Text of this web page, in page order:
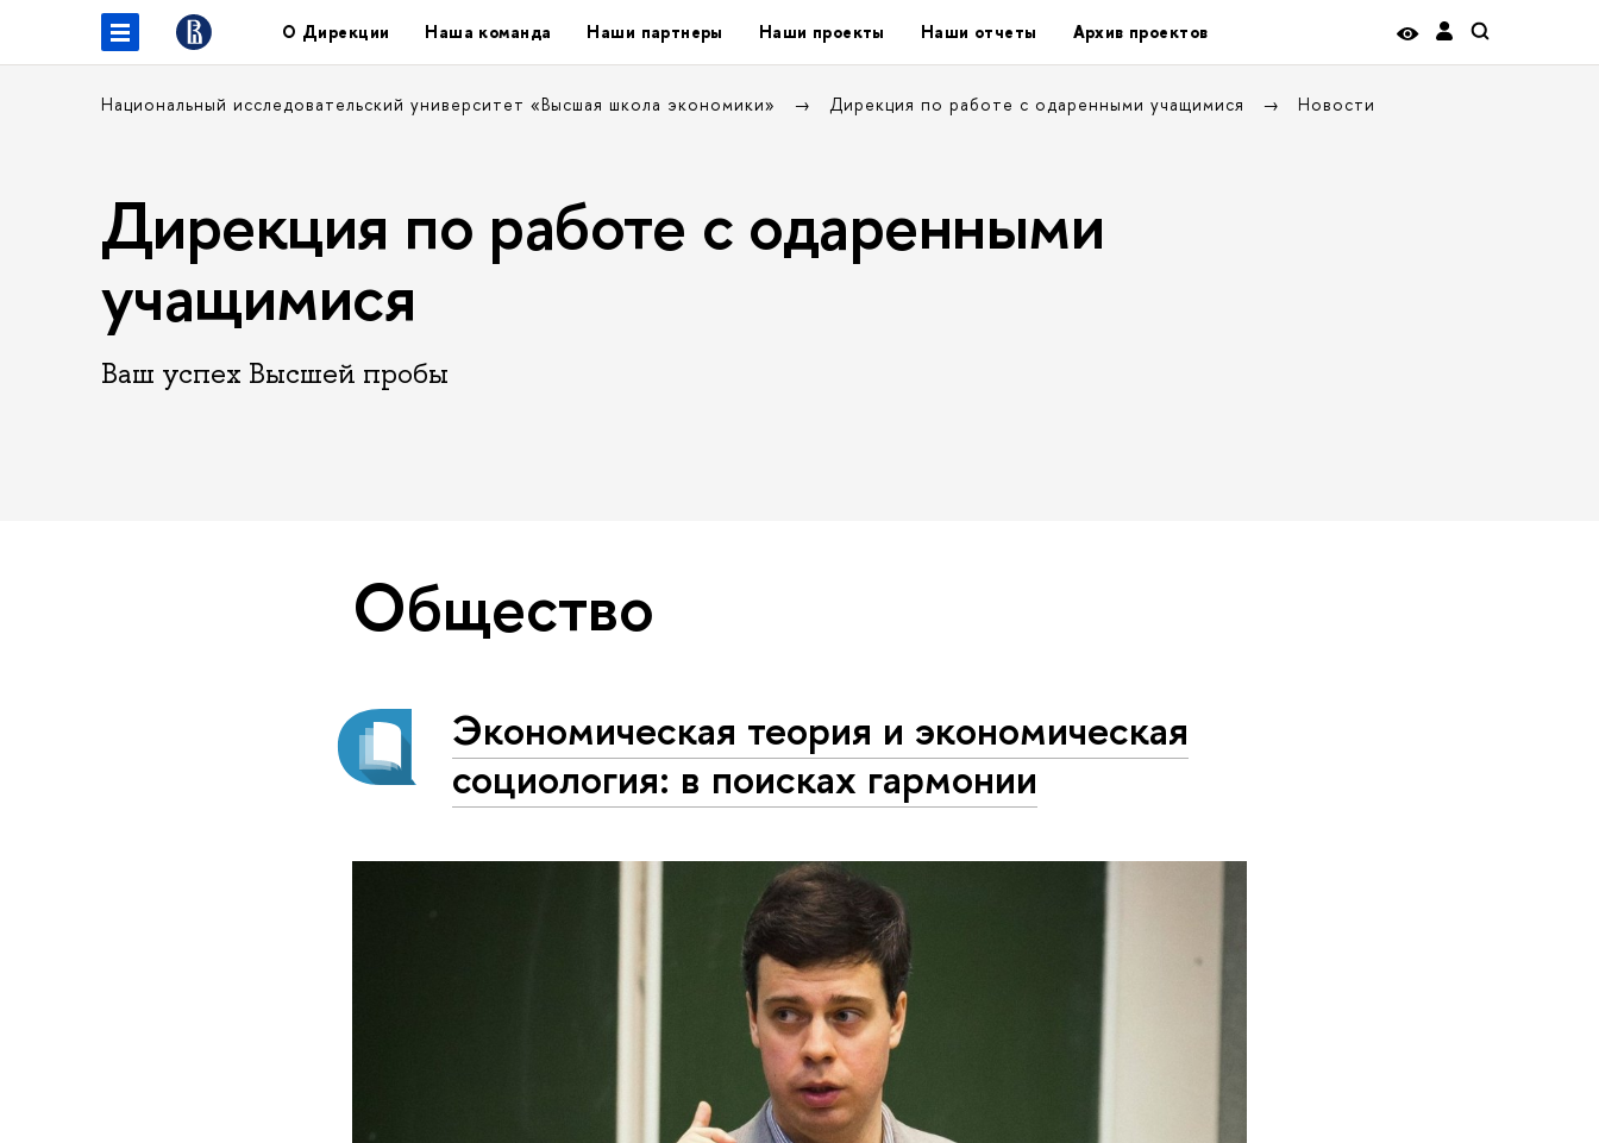
О Дирекции Наша команда Наши партнеры Наши проекты Наши отчеты Архив проектов
Национальный исследовательский университет «Высшая школа экономики» Дирекция по работе с одаренными учащимися Новости
Дирекция по работе с одаренными
учащимися
Ваш успех Высшей пробы
Общество
Экономическая теория и экономическая
социология: в поисках гармонии